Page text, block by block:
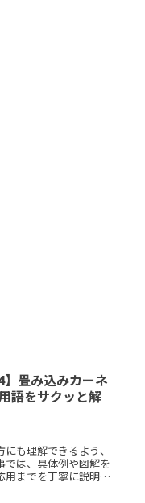
】畳み込みカーネ
語をサクッと解
も理解できるよう、
では、具体例や図解を
用までを丁寧に説明し